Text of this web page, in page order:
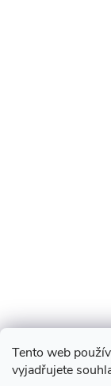
Tento web
vyjadřujete